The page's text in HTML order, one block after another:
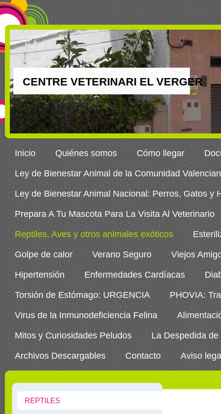
CENTRE VETERINARI EL VERGER
Inicio Quiénes somos Cómo llegar
Ley de Bienestar Animal de la Comunidad
Ley de Bienestar Animal Nacional: Perros, Gatos y
Prepara A Tu Mascota Para La Visita Al Veterinario
Reptiles, Aves y otros animales exóticos
Golpe de calor Verano Seguro Viejos
Hipertensión Enfermedades Cardíacas
Torsión de Estómago: URGENCIA PHOVIA:
Virus de la Inmunodeficiencia Felina
Mitos y Curiosidades Peludos La Despedida
Archivos Descargables Contacto Aviso
REPTILES